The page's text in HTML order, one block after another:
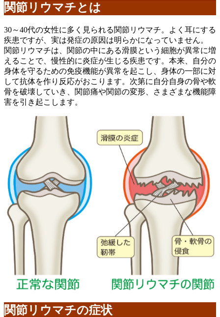
関節リウマチとは
30～40代の女性に多く見られる関節リウマチ。よく耳にする
疾患ですが、実は発症の原因は明らかになっていません。
関節リウマチは、関節の中にある滑膜という細胞が異常に増
えることで、慢性的に炎症が生じる疾患です。本来、自分の
身体を守るための免疫機能が異常を起こし、身体の一部に対
して抗体を作り反応がおこります。次第に自分自身の骨や軟
骨を破壊していき、関節痛や関節の変形、さまざまな機能障
害を引き起こします。
関節リウマチの症状